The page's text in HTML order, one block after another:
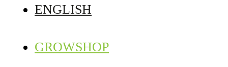
ENGLISH
GROWSHOP